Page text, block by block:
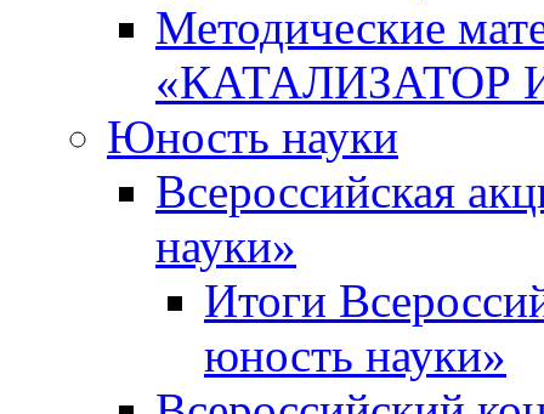
Методические
«КАТАЛИЗАТОР
Юность науки
Всероссийская
науки»
Итоги
юность науки»